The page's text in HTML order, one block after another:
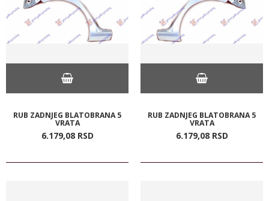
RUB ZADNJEG BLATOBRANA 5
VRATA
6.179,08 RSD
RUB ZADNJEG BLATOBRANA 5
VRATA
6.179,08 RSD